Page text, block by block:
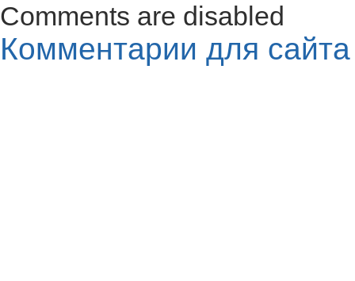
Comments are disabled
Комментарии для